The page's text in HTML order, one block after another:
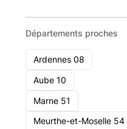
Départements proches
Ardennes 08
Aube 10
Marne 51
Meurthe-et-Moselle 54
Gk